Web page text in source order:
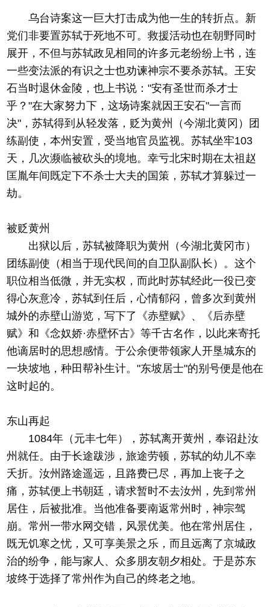
乌台诗案这一巨大打击成为他一生的转折点。新
党们非要置苏轼于死地不可。救援活动也在朝野同时
展开，不但与苏轼政见相同的许多元老纷纷上书，连
一些变法派的有识之士也劝谏神宗不要杀苏轼。王安
石当时退休金陵，也上书说："安有圣世而杀才士
乎？"在大家努力下，这场诗案就因王安石"一言而
决"，苏轼得到从轻发落，贬为黄州（今湖北黄冈）团
练副使，本州安置，受当地官员监视。苏轼坐牢103
天，几次濒临被砍头的境地。幸亏北宋时期在太祖赵
匡胤年间既定下不杀士大夫的国策，苏轼才算躲过一
劫。
被贬黄州
出狱以后，苏轼被降职为黄州（今湖北黄冈市）
团练副使（相当于现代民间的自卫队副队长）。这个
职位相当低微，并无实权，而此时苏轼经此一役已变
得心灰意冷，苏轼到任后，心情郁闷，曾多次到黄州
城外的赤壁山游览，写下了《赤壁赋》、《后赤壁
赋》和《念奴娇·赤壁怀古》等千古名作，以此来寄托
他谪居时的思想感情。于公余便带领家人开垦城东的
一块坡地，种田帮补生计。"东坡居士"的别号便是他在
这时起的。
东山再起
1084年（元丰七年），苏轼离开黄州，奉诏赴汝
州就任。由于长途跋涉，旅途劳顿，苏轼的幼儿不幸
夭折。汝州路途遥远，且路费已尽，再加上丧子之
痛，苏轼便上书朝廷，请求暂时不去汝州，先到常州
居住，后被批准。当他准备要南返常州时，神宗驾
崩。常州一带水网交错，风景优美。他在常州居住，
既无饥寒之忧，又可享美景之乐，而且远离了京城政
治的纷争，能与家人、众多朋友朝夕相处。于是苏东
坡终于选择了常州作为自己的终老之地。